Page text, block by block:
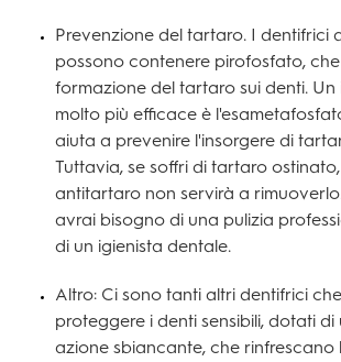
Prevenzione del tartaro. I dentifrici
possono contenere pirofosfato,
formazione del tartaro sui denti. Un
molto più efficace è
aiuta a prevenire l'insorgere di
Tuttavia, se soffri di tartaro
antitartaro non servirà a
avrai bisogno di una pulizia
di un igienista dentale.
Altro: Ci sono tanti altri dentifrici
proteggere i denti sensibili, dotati
azione sbiancante, che rinfrescano